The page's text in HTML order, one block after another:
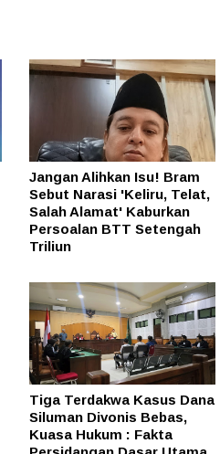
Jangan Alihkan Isu! Bram
Sebut Narasi 'Keliru, Telat,
Salah Alamat' Kaburkan
Persoalan BTT Setengah
Triliun
Tiga Terdakwa Kasus Dana
Siluman Divonis Bebas,
Kuasa Hukum : Fakta